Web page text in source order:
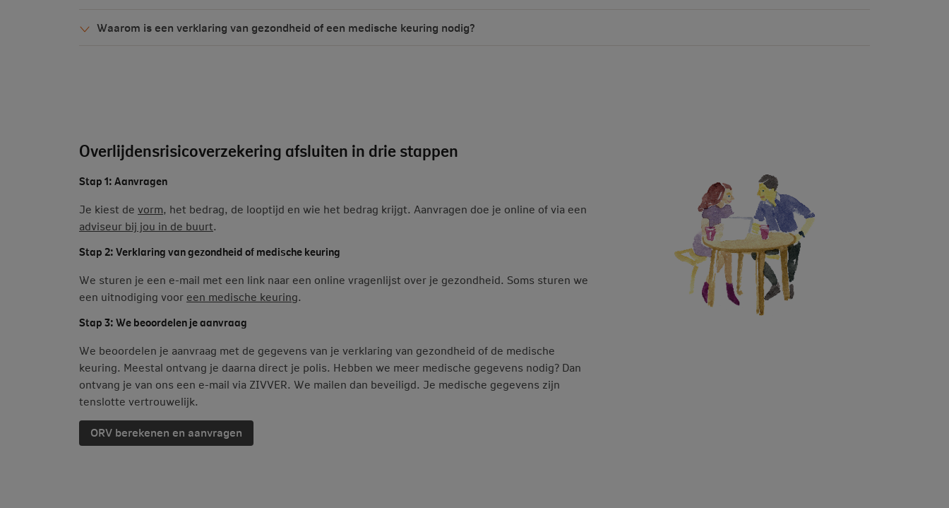
Waarom is een verklaring van gezondheid of een medische keuring nodig?
Overlijdensrisicoverzekering afsluiten in drie stappen
Stap 1: Aanvragen
Je kiest de vorm, het bedrag, de looptijd en wie het bedrag krijgt. Aanvragen doe je online of via een
adviseur bij jou in de buurt.
Stap 2: Verklaring van gezondheid of medische keuring
We sturen je een e-mail met een link naar een online vragenlijst over je gezondheid. Soms sturen we
een uitnodiging voor een medische keuring.
Stap 3: We beoordelen je aanvraag
We beoordelen je aanvraag met de gegevens van je verklaring van gezondheid of de medische
keuring. Meestal ontvang je daarna direct je polis. Hebben we meer medische gegevens nodig? Dan
ontvang je van ons een e-mail via ZIVVER. We mailen dan beveiligd. Je medische gegevens zijn
tenslotte vertrouwelijk.
ORV berekenen en aanvragen